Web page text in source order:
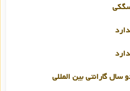
سال گارانتی بین المللی